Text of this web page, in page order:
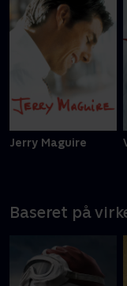
Jerry Maguire
Baseret på